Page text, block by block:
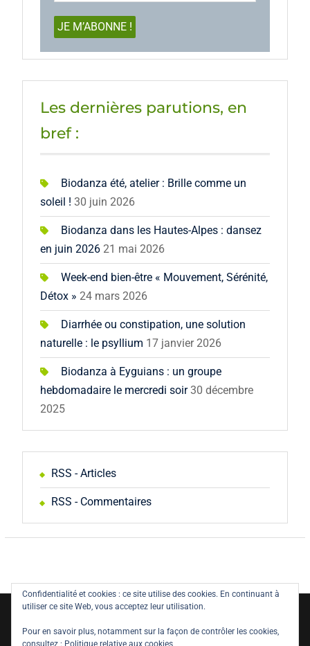
Les dernières parutions, en
bref :
Biodanza été, atelier : Brille comme un
soleil ! 30 juin 2026
Biodanza dans les Hautes-Alpes : dansez
en juin 2026 21 mai 2026
Week-end bien-être « Mouvement, Sérénité,
Détox » 24 mars 2026
Diarrhée ou constipation, une solution
naturelle : le psyllium 17 janvier 2026
Biodanza à Eyguians : un groupe
hebdomadaire le mercredi soir 30 décembre
2025
RSS - Articles
RSS - Commentaires
Copyright © All rights reserved.
Politique de confidentialité
Législation
Confidentialité et cookies : ce site utilise des cookies. En continuant à
utiliser ce site Web, vous acceptez leur utilisation.
Pour en savoir plus, notamment sur la façon de contrôler les cookies,
consultez : Politique relative aux cookies